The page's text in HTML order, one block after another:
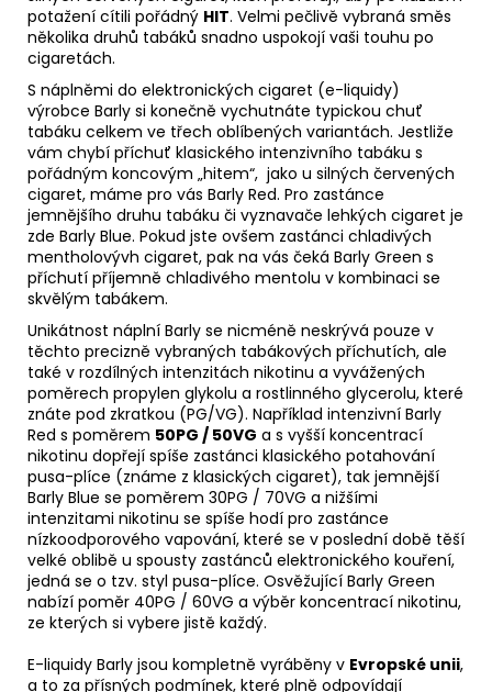
potažení cítili pořádný HIT. Velmi pečlivě vybraná směs
několika druhů tabáků snadno uspokojí vaši touhu po
cigaretách.
S náplněmi do elektronických cigaret (e-liquidy)
výrobce Barly si konečně vychutnáte typickou chuť
tabáku celkem ve třech oblíbených variantách. Jestliže
vám chybí příchuť klasického intenzivního tabáku s
pořádným koncovým „hitem“, jako u silných červených
cigaret, máme pro vás Barly Red. Pro zastánce
jemnějšího druhu tabáku či vyznavače lehkých cigaret je
zde Barly Blue. Pokud jste ovšem zastánci chladivých
mentholovývh cigaret, pak na vás čeká Barly Green s
příchutí příjemně chladivého mentolu v kombinaci se
skvělým tabákem.
Unikátnost náplní Barly se nicméně neskrývá pouze v
těchto precizně vybraných tabákových příchutích, ale
také v rozdílných intenzitách nikotinu a vyvážených
poměrech propylen glykolu a rostlinného glycerolu, které
znáte pod zkratkou (PG/VG). Například intenzivní Barly
Red s poměrem 50PG / 50VG a s vyšší koncentrací
nikotinu dopřejí spíše zastánci klasického potahování
pusa-plíce (známe z klasických cigaret), tak jemnější
Barly Blue se poměrem 30PG / 70VG a nižšími
intenzitami nikotinu se spíše hodí pro zastánce
nízkoodporového vapování, které se v poslední době těší
velké oblibě u spousty zastánců elektronického kouření,
jedná se o tzv. styl pusa-plíce. Osvěžující Barly Green
nabízí poměr 40PG / 60VG a výběr koncentrací nikotinu,
ze kterých si vybere jistě každý.
E-liquidy Barly jsou kompletně vyráběny v Evropské unii,
a to za přísných podmínek, které plně odpovídají